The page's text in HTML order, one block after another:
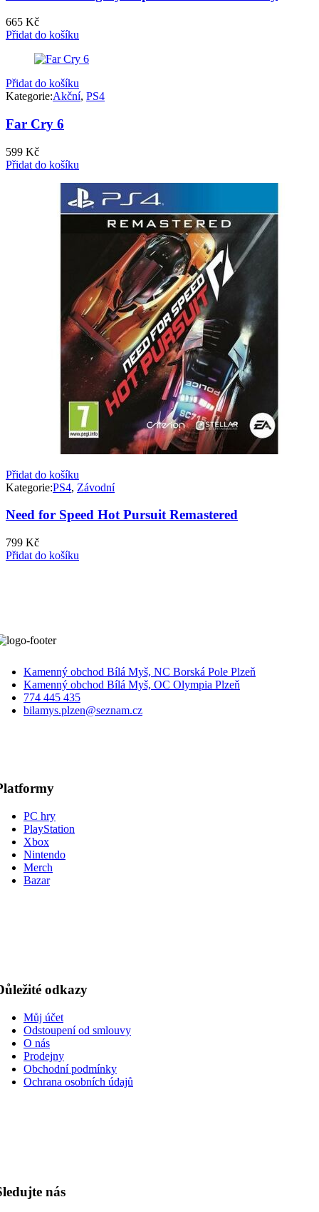
665 Kč
Přidat do košíku
Přidat do košíku
Kategorie:Akční, PS4
Far Cry 6
599 Kč
Přidat do košíku
Přidat do košíku
Kategorie:PS4, Závodní
Need for Speed Hot Pursuit Remastered
799 Kč
Přidat do košíku
Kamenný obchod Bílá Myš, NC Borská Pole Plzeň
Kamenný obchod Bílá Myš, OC Olympia Plzeň
774 445 435
bilamys.plzen@seznam.cz
PC hry
PlayStation
Xbox
Nintendo
Merch
Bazar
odkazy
Můj účet
Odstoupení od smlouvy
O nás
Prodejny
Obchodní podmínky
Ochrana osobních údajů
nás